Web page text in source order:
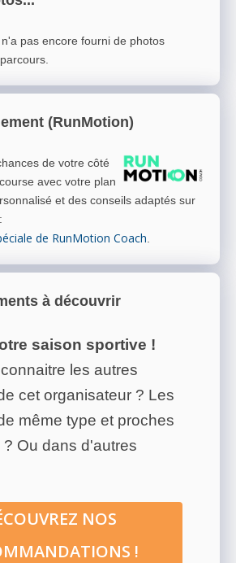
pas encore fourni de photos
(RunMotion)
de votre côté
avec votre plan
et des conseils adaptés sur
:
de RunMotion Coach
à découvrir
saison sportive !
les autres
cet organisateur ? Les
même type et proches
Ou dans d'autres
NOS
!